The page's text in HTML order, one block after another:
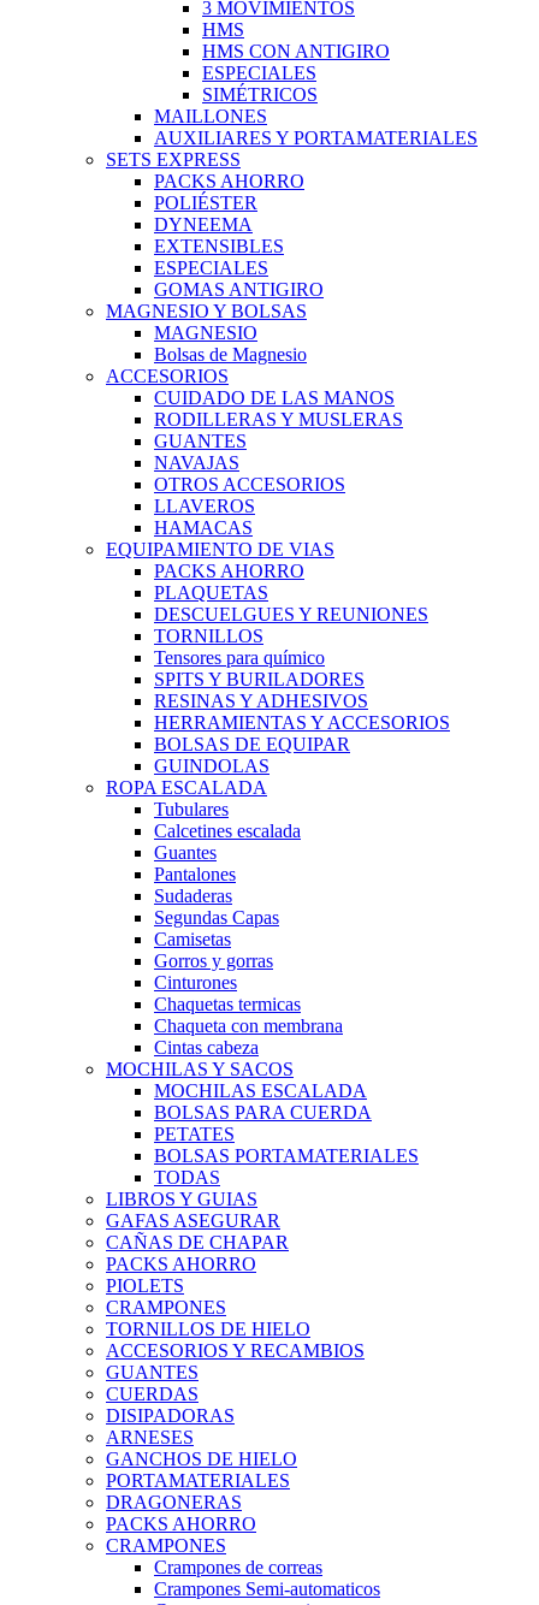
3 MOVIMIENTOS
HMS
HMS CON ANTIGIRO
ESPECIALES
SIMÉTRICOS
MAILLONES
AUXILIARES Y PORTAMATERIALES
SETS EXPRESS
PACKS AHORRO
POLIÉSTER
DYNEEMA
EXTENSIBLES
ESPECIALES
GOMAS ANTIGIRO
MAGNESIO Y BOLSAS
MAGNESIO
Bolsas de Magnesio
ACCESORIOS
CUIDADO DE LAS MANOS
RODILLERAS Y MUSLERAS
GUANTES
NAVAJAS
OTROS ACCESORIOS
LLAVEROS
HAMACAS
EQUIPAMIENTO DE VIAS
PACKS AHORRO
PLAQUETAS
DESCUELGUES Y REUNIONES
TORNILLOS
Tensores para químico
SPITS Y BURILADORES
RESINAS Y ADHESIVOS
HERRAMIENTAS Y ACCESORIOS
BOLSAS DE EQUIPAR
GUINDOLAS
ROPA ESCALADA
Tubulares
Calcetines escalada
Guantes
Pantalones
Sudaderas
Segundas Capas
Camisetas
Gorros y gorras
Cinturones
Chaquetas termicas
Chaqueta con membrana
Cintas cabeza
MOCHILAS Y SACOS
MOCHILAS ESCALADA
BOLSAS PARA CUERDA
PETATES
BOLSAS PORTAMATERIALES
TODAS
LIBROS Y GUIAS
GAFAS ASEGURAR
CAÑAS DE CHAPAR
PACKS AHORRO
PIOLETS
CRAMPONES
TORNILLOS DE HIELO
ACCESORIOS Y RECAMBIOS
GUANTES
CUERDAS
DISIPADORAS
ARNESES
GANCHOS DE HIELO
PORTAMATERIALES
DRAGONERAS
PACKS AHORRO
CRAMPONES
Crampones de correas
Crampones Semi-automaticos